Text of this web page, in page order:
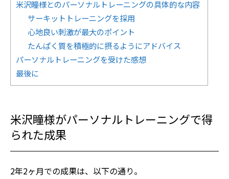
米沢瞳様とのパーソナルトレーニングの具体的な内容
サーキットトレーニングを採用
心地良い刺激が最大のポイント
たんぱく質を積極的に摂るようにアドバイス
パーソナルトレーニングを受けた感想
最後に
米沢瞳様がパーソナルトレーニングで得
られた成果
2年2ヶ月での成果は、以下の通り。